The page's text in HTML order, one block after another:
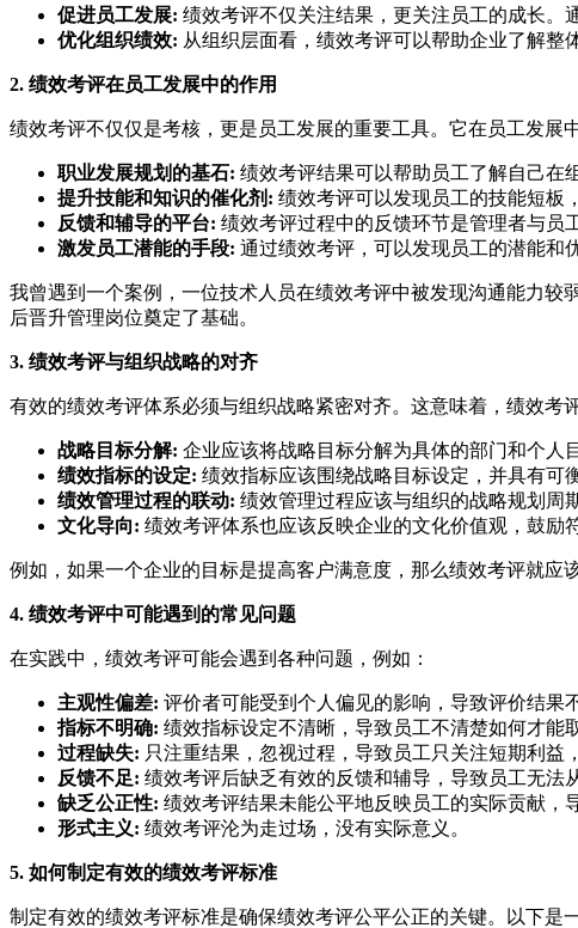
促进员工发展: 绩效考评不仅关注结果，更关注员工的成长。
优化组织绩效: 从组织层面看，绩效考评可以帮助企业了解整
2. 绩效考评在员工发展中的作用
绩效考评不仅仅是考核，更是员工发展的重要工具。它在员工发展
职业发展规划的基石: 绩效考评结果可以帮助员工了解自己在
提升技能和知识的催化剂: 绩效考评可以发现员工的技能短板
反馈和辅导的平台: 绩效考评过程中的反馈环节是管理者与员
激发员工潜能的手段: 通过绩效考评，可以发现员工的潜能和
我曾遇到一个案例，一位技术人员在绩效考评中被发现沟通能力
后晋升管理岗位奠定了基础。
3. 绩效考评与组织战略的对齐
有效的绩效考评体系必须与组织战略紧密对齐。这意味着，绩效考
战略目标分解: 企业应该将战略目标分解为具体的部门和个人
绩效指标的设定: 绩效指标应该围绕战略目标设定，并具有可
绩效管理过程的联动: 绩效管理过程应该与组织的战略规划周
文化导向: 绩效考评体系也应该反映企业的文化价值观，鼓励
例如，如果一个企业的目标是提高客户满意度，那么绩效考评就应
4. 绩效考评中可能遇到的常见问题
在实践中，绩效考评可能会遇到各种问题，例如：
主观性偏差: 评价者可能受到个人偏见的影响，导致评价结果
指标不明确: 绩效指标设定不清晰，导致员工不清楚如何才能
过程缺失: 只注重结果，忽视过程，导致员工只关注短期利益
反馈不足: 绩效考评后缺乏有效的反馈和辅导，导致员工无法
缺乏公正性: 绩效考评结果未能公平地反映员工的实际贡献，
形式主义: 绩效考评沦为走过场，没有实际意义。
5. 如何制定有效的绩效考评标准
制定有效的绩效考评标准是确保绩效考评公平公正的关键。以下是